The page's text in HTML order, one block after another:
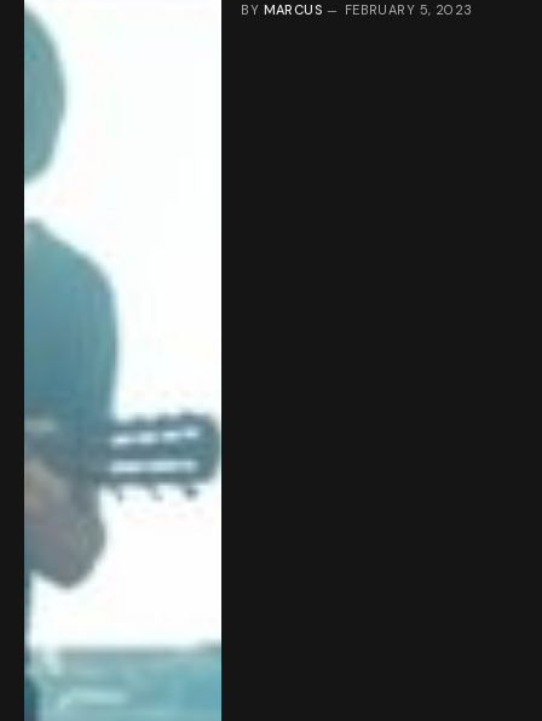
BY MARCUS FEBRUARY 5, 2023